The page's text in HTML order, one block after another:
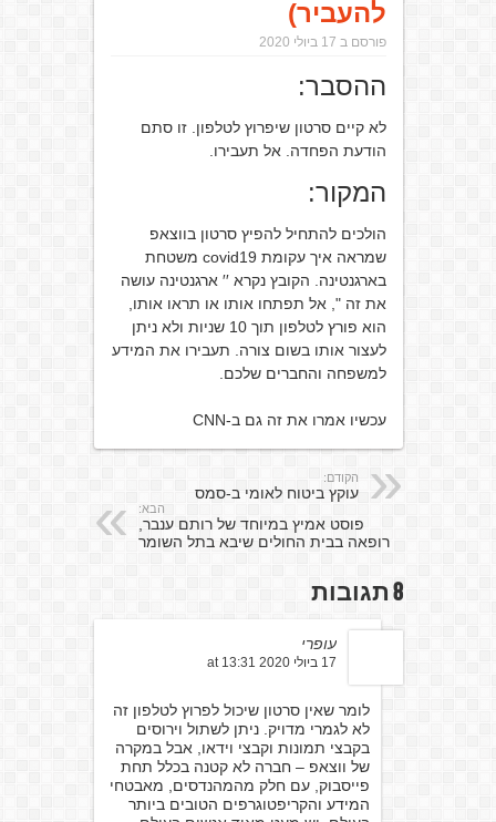
להעביר)
פורסם ב 17 ביולי 2020
ההסבר:
לא קיים סרטון שיפרוץ לטלפון. זו סתם
הודעת הפחדה. אל תעבירו.
המקור:
הולכים להתחיל להפיץ סרטון בווצאפ
שמראה איך עקומת covid19 משטחת
בארגנטינה. הקובץ נקרא ′′ ארגנטינה עושה
את זה ", אל תפתחו אותו או תראו אותו,
הוא פורץ לטלפון תוך 10 שניות ולא ניתן
לעצור אותו בשום צורה. תעבירו את המידע
למשפחה והחברים שלכם.
עכשיו אמרו את זה גם ב-CNN
הקודם:
עוקץ ביטוח לאומי ב-סמס
הבא:
פוסט אמיץ במיוחד של רותם ענבר,
רופאה בבית החולים שיבא בתל השומר
8 תגובות
עופרי
17 ביולי 2020 at 13:31
לומר שאין סרטון שיכול לפרוץ לטלפון זה
לא לגמרי מדויק. ניתן לשתול וירוסים
בקבצי תמונות וקבצי וידאו, אבל במקרה
של ווצאפ – חברה לא קטנה בכלל תחת
פייסבוק, עם חלק מהמהנדסים, מאבטחי
המידע והקריפטוגרפים הטובים ביותר